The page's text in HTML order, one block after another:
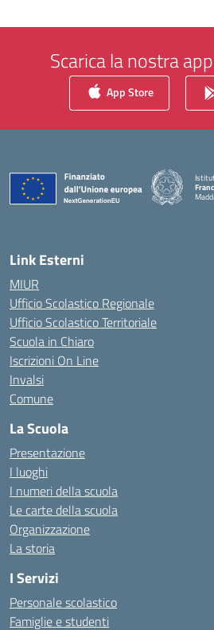
Scarica la nostra
App Store
Link Esterni
MIUR
Ufficio Scolastico Regionale
Ufficio Scolastico Territoriale
Scuola in Chiaro
Iscrizioni On Line
Invalsi
Comune
La Scuola
Presentazione
I luoghi
I numeri della scuola
Le carte della scuola
Organizzazione
La storia
I Servizi
Personale scolastico
Famiglie e studenti